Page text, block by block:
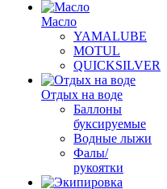
Масло
YAMALUBE
MOTUL
QUICKSILVER
Отдых на воде
Баллоны
буксируемые
Водные лыжи
Фалы/
рукоятки